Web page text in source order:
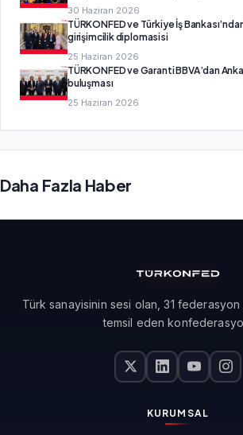
30 Haziran 2026
TÜRKONFED ve Türkiye İş
girişimcilik diplomasisi
25 Haziran 2026
TÜRKONFED ve Garanti BBVA’dan Ankara’da ikiz dönüşüm
buluşması
25 Haziran 2026
Daha Fazla Haber
Türk sanayisinin sesi olan, 31
temsil eden
KURUMSAL